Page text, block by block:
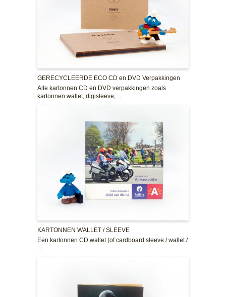
GERECYCLEERDE ECO CD en DVD Verpakkingen
Alle kartonnen CD en DVD verpakkingen zoals
kartonnen wallet, digisleeve,…
KARTONNEN WALLET / SLEEVE
Een kartonnen CD wallet (of cardboard sleeve / wallet /